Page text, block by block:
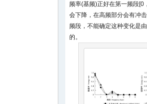
频率(基频)正好在第一频段[0
会下降，在高频部分会有冲
频段，不能确定这种变化是
的。